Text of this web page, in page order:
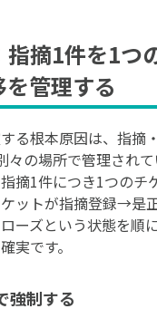
摘1件を1つ
管理する
る根本原因は、指摘
の場所で管理されて
摘1件につき1つのチ
ットが指摘登録→是
ーズという状態を順
実です。
強制する